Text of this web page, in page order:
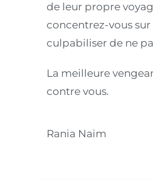
de leur propre
concentrez-vous
culpabiliser de ne
La meilleure
contre vous.
Rania Naim